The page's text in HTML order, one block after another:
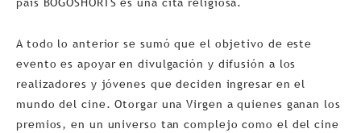
país BOGOSHORTS es una cita religiosa.
A todo lo anterior se sumó que el objetivo de este
evento es apoyar en divulgación y difusión a los
realizadores y jóvenes que deciden ingresar en el
mundo del cine. Otorgar una Virgen a quienes ganan los
premios, en un universo tan complejo como el del cine